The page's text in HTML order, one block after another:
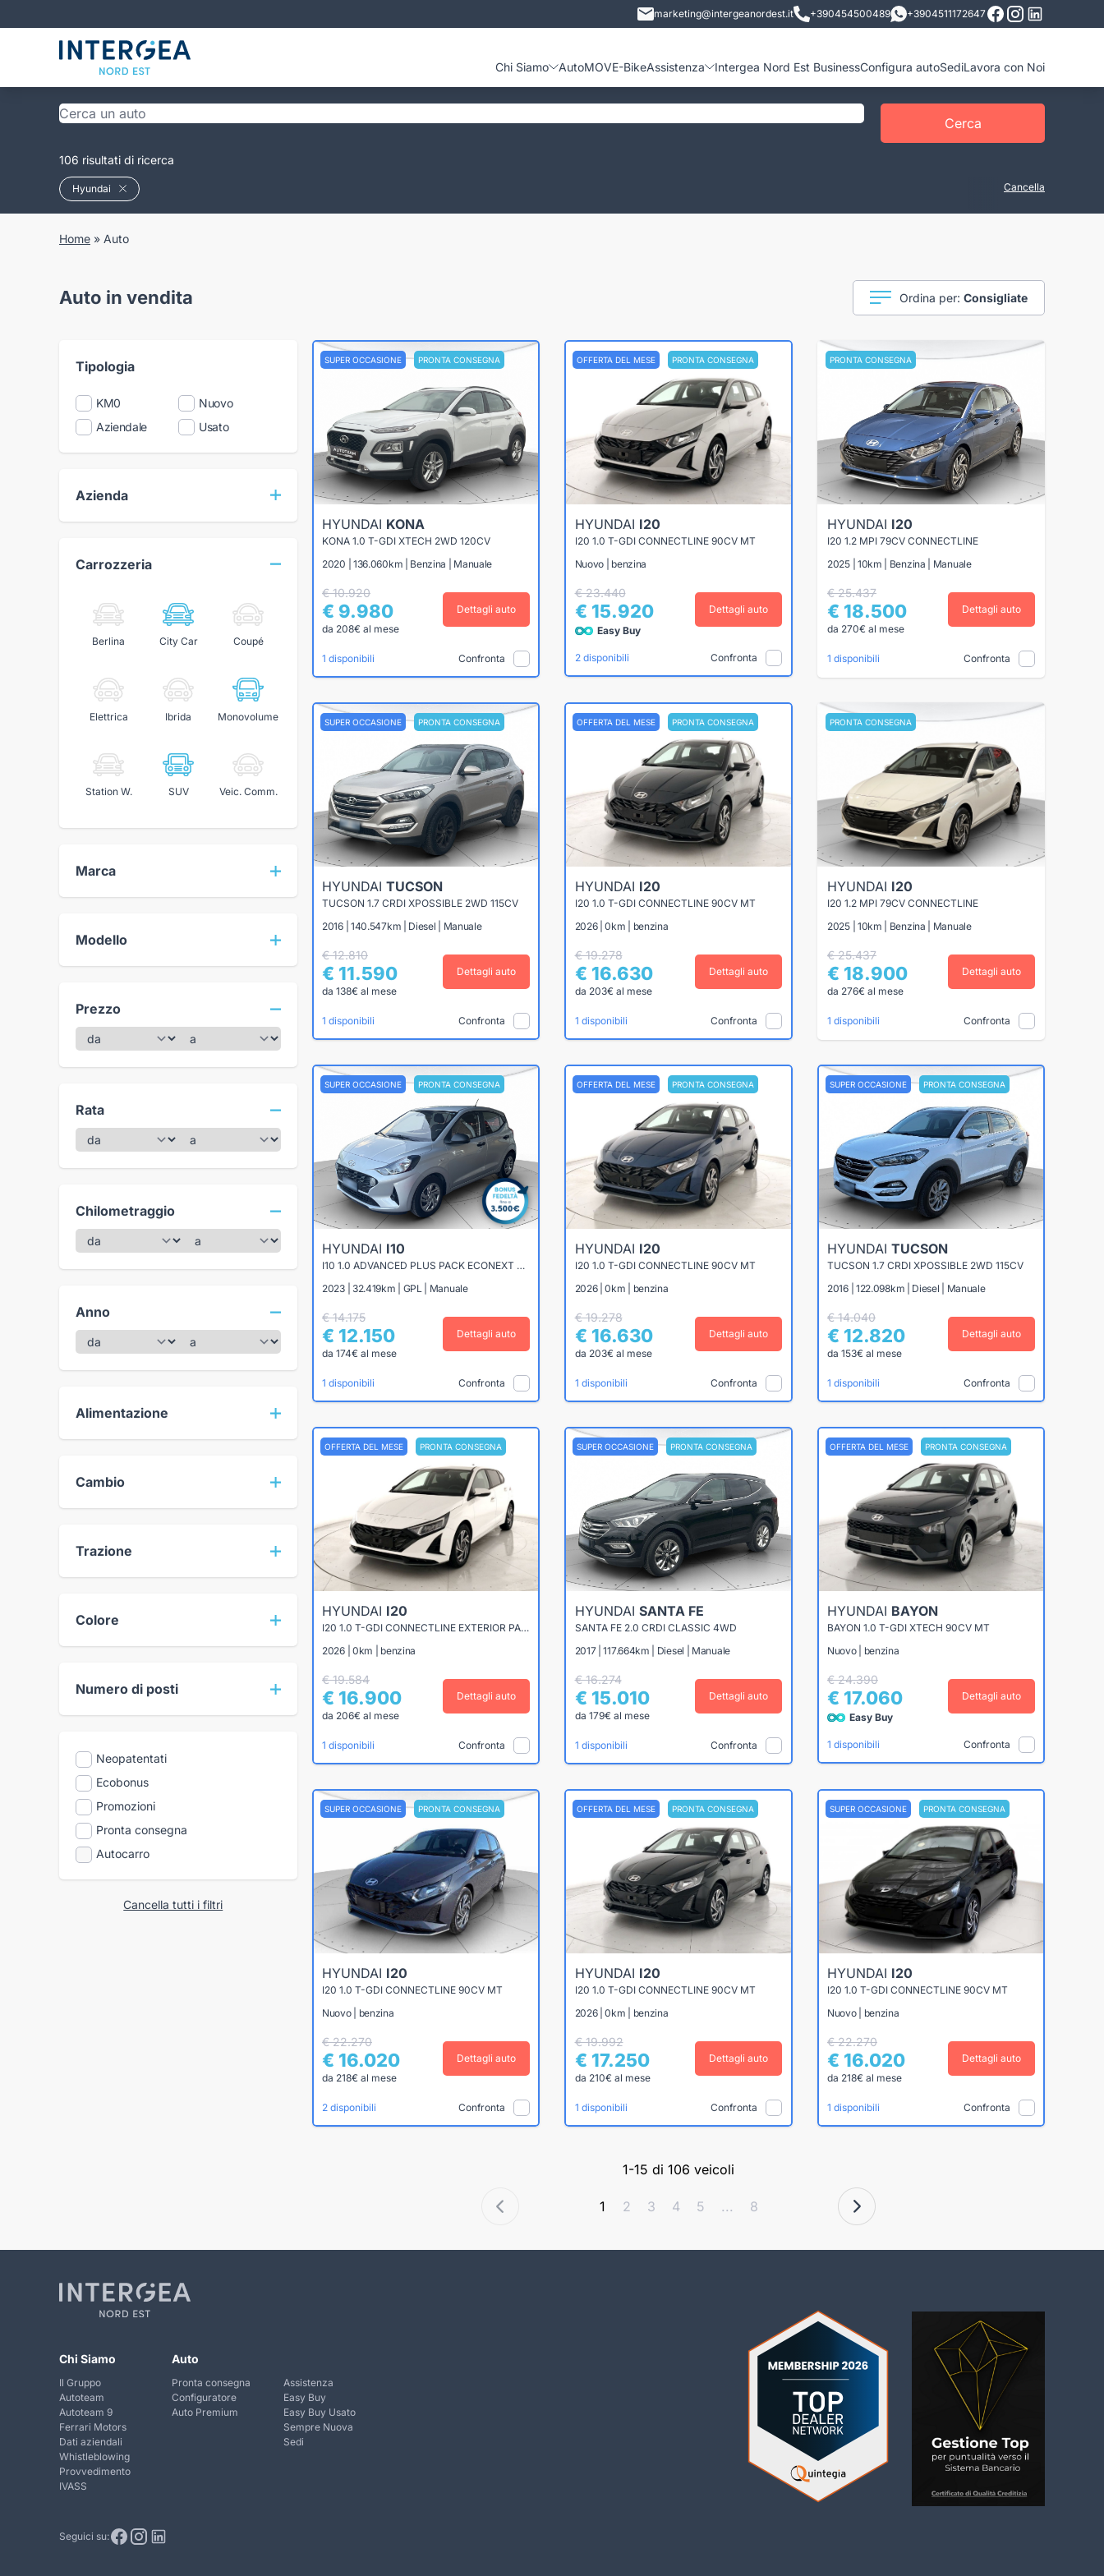
marketing@intergeanordest.it +390454500489 +3904511172647
Chi Siamo AutoMOVE-BikeAssistenza Intergea Nord Est BusinessConfigura autoSediLavora con Noi
Cerca
106 risultati di ricerca
Hyundai Cancella
Home » Auto
Auto in vendita Ordina per: Consigliate
Tipologia
KM0
Nuovo
Aziendale
Usato
Azienda
Carrozzeria
Berlina City Car Coupé
Elettrica Ibrida Monovolume
Station W. SUV Veic. Comm.
Marca
Modello
Prezzo
Rata
Chilometraggio
Anno
Alimentazione
Cambio
Trazione
Colore
Numero di posti
Neopatentati
Ecobonus
Promozioni
Pronta consegna
Autocarro
Cancella tutti i filtri
SUPER OCCASIONE PRONTA CONSEGNA
HYUNDAI KONA
KONA 1.0 T-GDI XTECH 2WD 120CV
2020 | 136.060km | Benzina | Manuale
€ 10.920
€ 9.980
da 208€ al mese
Dettagli auto
1 disponibili Confronta
OFFERTA DEL MESE PRONTA CONSEGNA
HYUNDAI I20
I20 1.0 T-GDI CONNECTLINE 90CV MT
Nuovo | benzina
€ 23.440
€ 15.920
Easy Buy
Dettagli auto
2 disponibili Confronta
PRONTA CONSEGNA
HYUNDAI I20
I20 1.2 MPI 79CV CONNECTLINE
2025 | 10km | Benzina | Manuale
€ 25.437
€ 18.500
da 270€ al mese
Dettagli auto
1 disponibili Confronta
SUPER OCCASIONE PRONTA CONSEGNA
HYUNDAI TUCSON
TUCSON 1.7 CRDI XPOSSIBLE 2WD 115CV
2016 | 140.547km | Diesel | Manuale
€ 12.810
€ 11.590
da 138€ al mese
Dettagli auto
1 disponibili Confronta
OFFERTA DEL MESE PRONTA CONSEGNA
HYUNDAI I20
I20 1.0 T-GDI CONNECTLINE 90CV MT
2026 | 0km | benzina
€ 19.278
€ 16.630
da 203€ al mese
Dettagli auto
1 disponibili Confronta
PRONTA CONSEGNA
HYUNDAI I20
I20 1.2 MPI 79CV CONNECTLINE
2025 | 10km | Benzina | Manuale
€ 25.437
€ 18.900
da 276€ al mese
Dettagli auto
1 disponibili Confronta
SUPER OCCASIONE PRONTA CONSEGNA
HYUNDAI I10
I10 1.0 ADVANCED PLUS PACK ECONEXT GPL
2023 | 32.419km | GPL | Manuale
€ 14.175
€ 12.150
da 174€ al mese
Dettagli auto
1 disponibili Confronta
OFFERTA DEL MESE PRONTA CONSEGNA
HYUNDAI I20
I20 1.0 T-GDI CONNECTLINE 90CV MT
2026 | 0km | benzina
€ 19.278
€ 16.630
da 203€ al mese
Dettagli auto
1 disponibili Confronta
SUPER OCCASIONE PRONTA CONSEGNA
HYUNDAI TUCSON
TUCSON 1.7 CRDI XPOSSIBLE 2WD 115CV
2016 | 122.098km | Diesel | Manuale
€ 14.040
€ 12.820
da 153€ al mese
Dettagli auto
1 disponibili Confronta
OFFERTA DEL MESE PRONTA CONSEGNA
HYUNDAI I20
I20 1.0 T-GDI CONNECTLINE EXTERIOR PACK 90CV MT
2026 | 0km | benzina
€ 19.584
€ 16.900
da 206€ al mese
Dettagli auto
1 disponibili Confronta
SUPER OCCASIONE PRONTA CONSEGNA
HYUNDAI SANTA FE
SANTA FE 2.0 CRDI CLASSIC 4WD
2017 | 117.664km | Diesel | Manuale
€ 16.274
€ 15.010
da 179€ al mese
Dettagli auto
1 disponibili Confronta
OFFERTA DEL MESE PRONTA CONSEGNA
HYUNDAI BAYON
BAYON 1.0 T-GDI XTECH 90CV MT
Nuovo | benzina
€ 24.390
€ 17.060
Easy Buy
Dettagli auto
1 disponibili Confronta
SUPER OCCASIONE PRONTA CONSEGNA
HYUNDAI I20
I20 1.0 T-GDI CONNECTLINE 90CV MT
Nuovo | benzina
€ 22.270
€ 16.020
da 218€ al mese
Dettagli auto
2 disponibili Confronta
OFFERTA DEL MESE PRONTA CONSEGNA
HYUNDAI I20
I20 1.0 T-GDI CONNECTLINE 90CV MT
2026 | 0km | benzina
€ 19.992
€ 17.250
da 210€ al mese
Dettagli auto
1 disponibili Confronta
SUPER OCCASIONE PRONTA CONSEGNA
HYUNDAI I20
I20 1.0 T-GDI CONNECTLINE 90CV MT
Nuovo | benzina
€ 22.270
€ 16.020
da 218€ al mese
Dettagli auto
1 disponibili Confronta
1-15 di 106 veicoli
1 2 3 4 5 ... 8
Chi Siamo
Il Gruppo
Autoteam
Autoteam 9
Ferrari Motors
Dati aziendali
Whistleblowing
Provvedimento
IVASS
Auto
Pronta consegna
Configuratore
Auto Premium
Assistenza
Easy Buy
Easy Buy Usato
Sempre Nuova
Sedi
Seguici su: